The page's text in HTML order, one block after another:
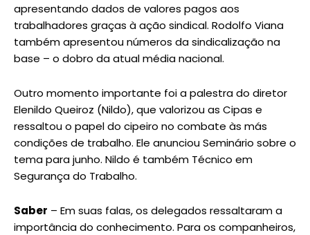
apresentando dados de valores pagos aos
trabalhadores graças à ação sindical. Rodolfo Viana
também apresentou números da sindicalização na
base – o dobro da atual média nacional.
Outro momento importante foi a palestra do diretor
Elenildo Queiroz (Nildo), que valorizou as Cipas e
ressaltou o papel do cipeiro no combate às más
condições de trabalho. Ele anunciou Seminário sobre o
tema para junho. Nildo é também Técnico em
Segurança do Trabalho.
Saber – Em suas falas, os delegados ressaltaram a
importância do conhecimento. Para os companheiros,